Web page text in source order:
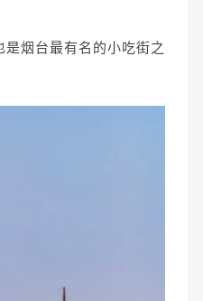
烟台最有名的小吃街之